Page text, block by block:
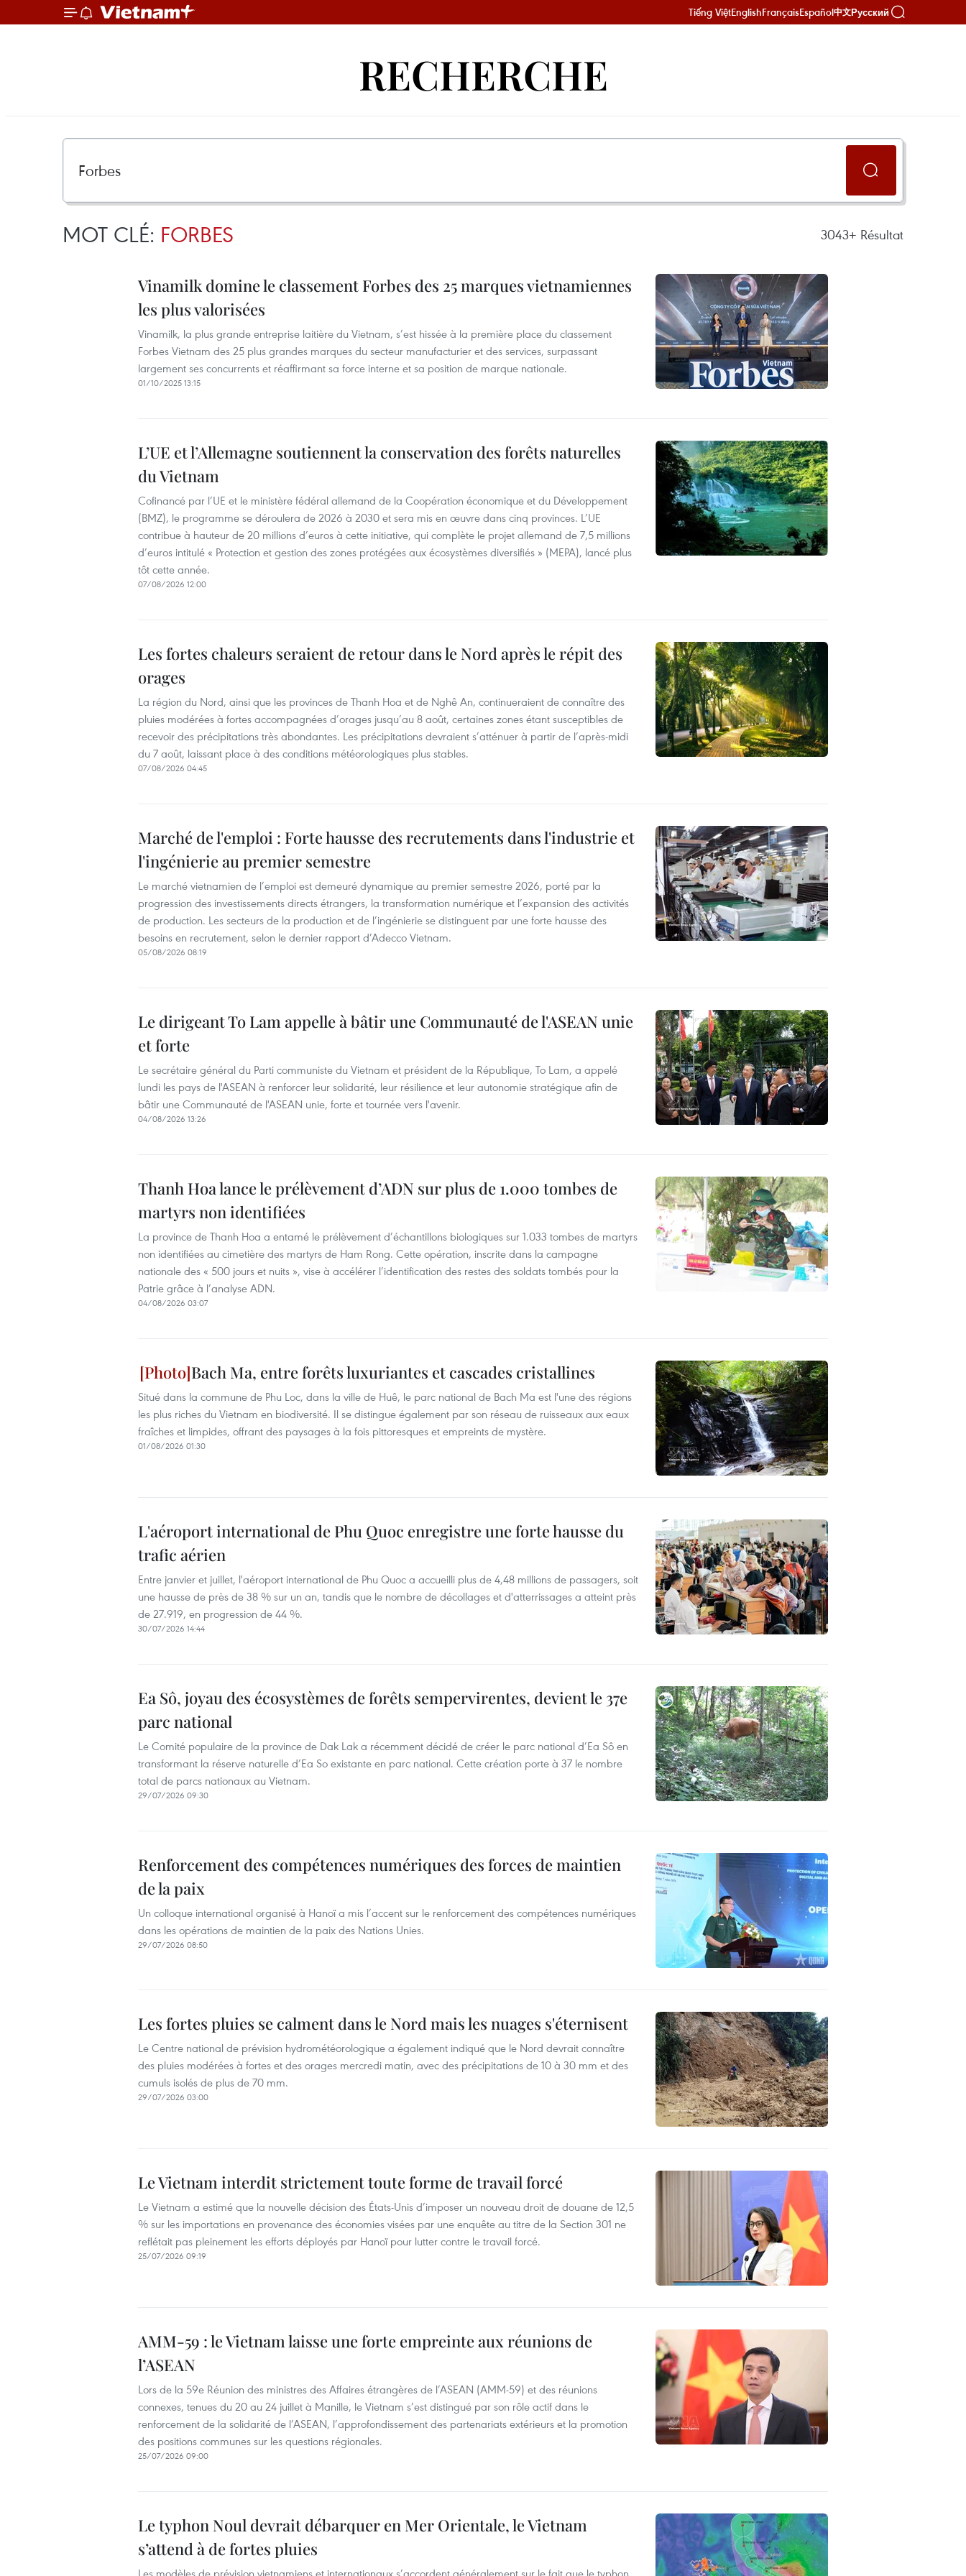
Tiếng ViệtEnglishFrançaisEspañol中文Русский
RECHERCHE
MOT CLÉ: FORBES 3043+ Résultat
Vinamilk domine le classement Forbes des 25 marques vietnamiennes
les plus valorisées
Vinamilk, la plus grande entreprise laitière du Vietnam, s’est hissée à la première place du classement
Forbes Vietnam des 25 plus grandes marques du secteur manufacturier et des services, surpassant
largement ses concurrents et réaffirmant sa force interne et sa position de marque nationale.
01/10/2025 13:15
L’UE et l’Allemagne soutiennent la conservation des forêts naturelles
du Vietnam
Cofinancé par l’UE et le ministère fédéral allemand de la Coopération économique et du Développement
(BMZ), le programme se déroulera de 2026 à 2030 et sera mis en œuvre dans cinq provinces. L’UE
contribue à hauteur de 20 millions d’euros à cette initiative, qui complète le projet allemand de 7,5 millions
d’euros intitulé « Protection et gestion des zones protégées aux écosystèmes diversifiés » (MEPA), lancé plus
tôt cette année.
07/08/2026 12:00
Les fortes chaleurs seraient de retour dans le Nord après le répit des
orages
La région du Nord, ainsi que les provinces de Thanh Hoa et de Nghê An, continueraient de connaître des
pluies modérées à fortes accompagnées d’orages jusqu’au 8 août, certaines zones étant susceptibles de
recevoir des précipitations très abondantes. Les précipitations devraient s’atténuer à partir de l’après-midi
du 7 août, laissant place à des conditions météorologiques plus stables.
07/08/2026 04:45
Marché de l'emploi : Forte hausse des recrutements dans l'industrie et
l'ingénierie au premier semestre
Le marché vietnamien de l’emploi est demeuré dynamique au premier semestre 2026, porté par la
progression des investissements directs étrangers, la transformation numérique et l’expansion des activités
de production. Les secteurs de la production et de l’ingénierie se distinguent par une forte hausse des
besoins en recrutement, selon le dernier rapport d’Adecco Vietnam.
05/08/2026 08:19
Le dirigeant To Lam appelle à bâtir une Communauté de l'ASEAN unie
et forte
Le secrétaire général du Parti communiste du Vietnam et président de la République, To Lam, a appelé
lundi les pays de l'ASEAN à renforcer leur solidarité, leur résilience et leur autonomie stratégique afin de
bâtir une Communauté de l'ASEAN unie, forte et tournée vers l'avenir.
04/08/2026 13:26
Thanh Hoa lance le prélèvement d’ADN sur plus de 1.000 tombes de
martyrs non identifiées
La province de Thanh Hoa a entamé le prélèvement d’échantillons biologiques sur 1.033 tombes de martyrs
non identifiées au cimetière des martyrs de Ham Rong. Cette opération, inscrite dans la campagne
nationale des « 500 jours et nuits », vise à accélérer l’identification des restes des soldats tombés pour la
Patrie grâce à l’analyse ADN.
04/08/2026 03:07
Bach Ma, entre forêts luxuriantes et cascades cristallines
Situé dans la commune de Phu Loc, dans la ville de Huê, le parc national de Bach Ma est l'une des régions
les plus riches du Vietnam en biodiversité. Il se distingue également par son réseau de ruisseaux aux eaux
fraîches et limpides, offrant des paysages à la fois pittoresques et empreints de mystère.
01/08/2026 01:30
L'aéroport international de Phu Quoc enregistre une forte hausse du
trafic aérien
Entre janvier et juillet, l'aéroport international de Phu Quoc a accueilli plus de 4,48 millions de passagers, soit
une hausse de près de 38 % sur un an, tandis que le nombre de décollages et d'atterrissages a atteint près
de 27.919, en progression de 44 %.
30/07/2026 14:44
Ea Sô, joyau des écosystèmes de forêts sempervirentes, devient le 37e
parc national
Le Comité populaire de la province de Dak Lak a récemment décidé de créer le parc national d’Ea Sô en
transformant la réserve naturelle d’Ea So existante en parc national. Cette création porte à 37 le nombre
total de parcs nationaux au Vietnam.
29/07/2026 09:30
Renforcement des compétences numériques des forces de maintien
de la paix
Un colloque international organisé à Hanoï a mis l’accent sur le renforcement des compétences numériques
dans les opérations de maintien de la paix des Nations Unies.
29/07/2026 08:50
Les fortes pluies se calment dans le Nord mais les nuages s'éternisent
Le Centre national de prévision hydrométéorologique a également indiqué que le Nord devrait connaître
des pluies modérées à fortes et des orages mercredi matin, avec des précipitations de 10 à 30 mm et des
cumuls isolés de plus de 70 mm.
29/07/2026 03:00
Le Vietnam interdit strictement toute forme de travail forcé
Le Vietnam a estimé que la nouvelle décision des États-Unis d’imposer un nouveau droit de douane de 12,5
% sur les importations en provenance des économies visées par une enquête au titre de la Section 301 ne
reflétait pas pleinement les efforts déployés par Hanoï pour lutter contre le travail forcé.
25/07/2026 09:19
AMM-59 : le Vietnam laisse une forte empreinte aux réunions de
l’ASEAN
Lors de la 59e Réunion des ministres des Affaires étrangères de l’ASEAN (AMM-59) et des réunions
connexes, tenues du 20 au 24 juillet à Manille, le Vietnam s’est distingué par son rôle actif dans le
renforcement de la solidarité de l’ASEAN, l’approfondissement des partenariats extérieurs et la promotion
des positions communes sur les questions régionales.
25/07/2026 09:00
Le typhon Noul devrait débarquer en Mer Orientale, le Vietnam
s’attend à de fortes pluies
Les modèles de prévision vietnamiens et internationaux s’accordent généralement sur le fait que le typhon